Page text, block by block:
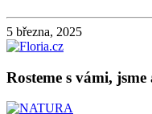
5 března, 2025
Rosteme s vámi, jsme